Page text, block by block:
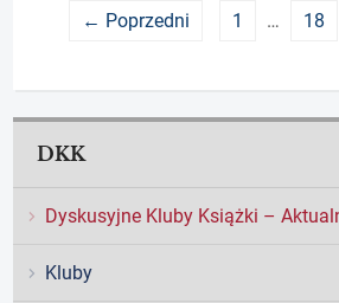
← Poprzedni 1 … 18
DKK
Dyskusyjne Kluby Książki –
Kluby